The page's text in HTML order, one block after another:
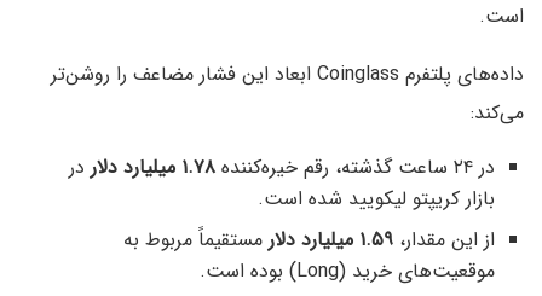
است.
داده‌های پلتفرم Coinglass ابعاد این فشار مضاعف را روشن‌تر
می‌کند:
در ۲۴ ساعت گذشته، رقم خیره‌کننده
۱.۷۸ میلیارد دلار
در
بازار کریپتو لیکویید شده است.
از این مقدار، ۱.۵۹ میلیارد دلار
مستقیماً مربوط به
موقعیت‌های خرید (Long) بوده است.